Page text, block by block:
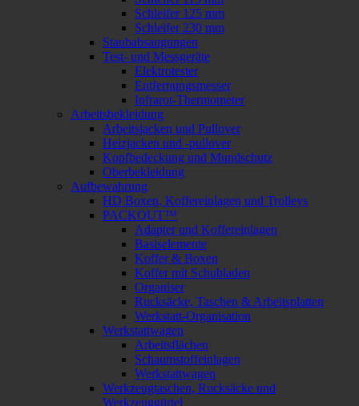
Schleifer 125 mm
Schleifer 230 mm
Staubabsaugungen
Test- und Messgeräte
Elektrotester
Entfernungsmesser
Infrarot-Thermometer
Arbeitsbekleidung
Arbeitsjacken und Pullover
Heizjacken und -pullover
Kopfbedeckung und Mundschutz
Oberbekleidung
Aufbewahrung
HD Boxen, Koffereinlagen und Trolleys
PACKOUT™
Adapter und Koffereinlagen
Basiselemente
Koffer & Boxen
Koffer mit Schubladen
Organiser
Rucksäcke, Taschen & Arbeitsplatten
Werkstatt-Organisation
Werkstattwagen
Arbeitsflächen
Schaumstoffeinlagen
Werkstattwagen
Werkzeugtaschen, Rucksäcke und
Werkzeuggürtel